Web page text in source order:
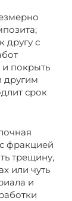
другу с
покрыть
другим
срок
фракцией
трещину,
или чуть
и